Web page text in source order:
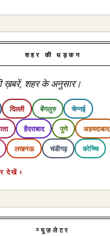
शहर की धड़कन
शहर के अनुसार।
दिल्ली बेंगलुरु चेन्नई
हैदराबाद पुणे अहमदाबाद
लखनऊ चंडीगढ़ कोच्चि
देखें ›
न्यूज़लेटर